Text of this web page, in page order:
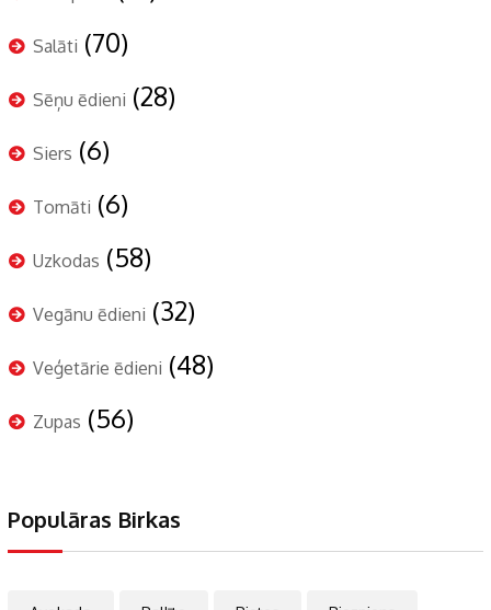
Salāti (70)
Sēņu ēdieni (28)
Siers (6)
Tomāti (6)
Uzkodas (58)
Vegānu ēdieni (32)
Veģetārie ēdieni (48)
Zupas (56)
Populāras Birkas